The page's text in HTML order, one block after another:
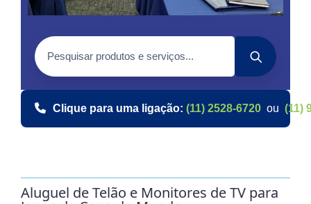
Clique para uma ligação: (11) 2528-6720 ou (11)
Aluguel de Telão e Monitores de TV para